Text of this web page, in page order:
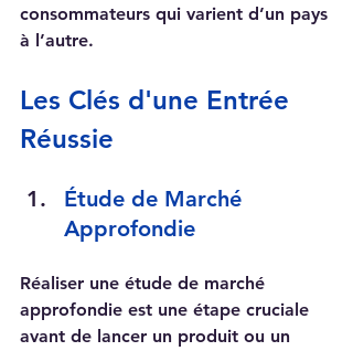
consommateurs qui varient d’un pays
à l’autre.
Les Clés d'une Entrée
Réussie
Étude de Marché
Approfondie
Réaliser une étude de marché
approfondie est une étape cruciale
avant de lancer un produit ou un